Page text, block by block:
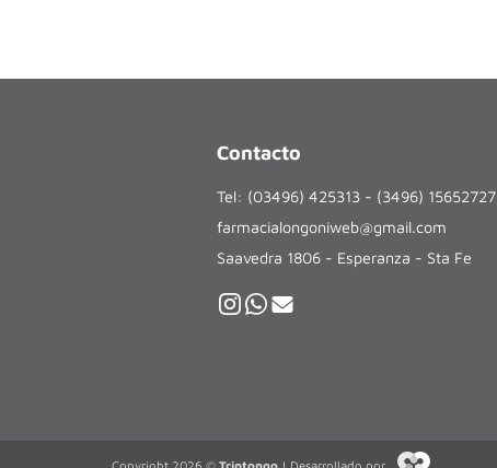
Contacto
Tel: (03496) 425313 - (3496) 15652727
farmacialongoniweb@gmail.com
Saavedra 1806 - Esperanza - Sta Fe